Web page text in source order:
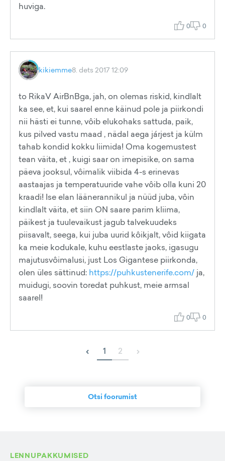
huviga.
0 0
kikiemme8. dets 2017 12:09
to RikaV AirBnBga, jah, on olemas riskid, kindlalt
ka see, et, kui saarel enne käinud pole ja piirkondi
nii hästi ei tunne, vôib elukohaks sattuda, paik,
kus pilved vastu maad , nädal aega járjest ja külm
tahab kondid kokku liimida! Oma kogemustest
tean väita, et , kuigi saar on imepisike, on sama
päeva jooksul, vôimalik viibida 4-s erinevas
aastaajas ja temperatuuride vahe vôib olla kuni 20
kraadi! Ise elan läänerannikul ja nüüd juba, vôin
kindlalt väita, et siin ON saare parim kliima,
päikest ja tuulevaikust jagub talvekuudeks
piisavalt, seega, kui juba uurid kôikjalt, vôid kiigata
ka meie kodukale, kuhu eestlaste jaoks, igasugu
majutusvôimalusi, just Los Gigantese piirkonda,
olen üles sättinud: https://puhkustenerife.com/ ja,
muidugi, soovin toredat puhkust, meie armsal
saarel!
0 0
‹ 1 2 ›
Otsi foorumist
LENNUPAKKUMISED